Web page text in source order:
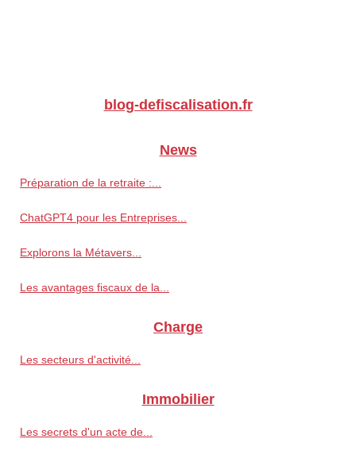
blog-defiscalisation.fr
News
Préparation de la retraite :...
ChatGPT4 pour les Entreprises...
Explorons la Métavers...
Les avantages fiscaux de la...
Charge
Les secteurs d'activité...
Immobilier
Les secrets d'un acte de...